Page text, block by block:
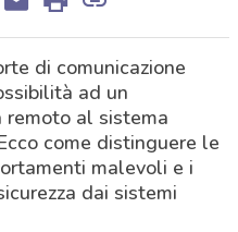
di comunicazione
ad un
al sistema
come distinguere le
malevoli e i
dai sistemi